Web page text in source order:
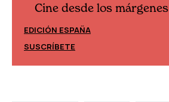
Cine desde los márgenes
EDICIÓN ESPAÑA
SUSCRÍBETE